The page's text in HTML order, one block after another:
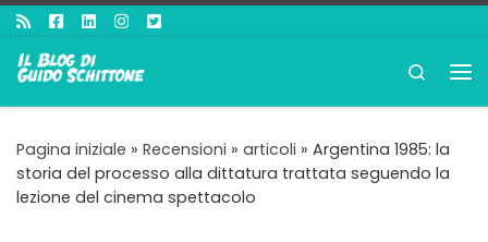
Passa al contenuto
Search
Pagina iniziale » Recensioni » articoli » Argentina 1985: la
storia del processo alla dittatura trattata seguendo la
lezione del cinema spettacolo